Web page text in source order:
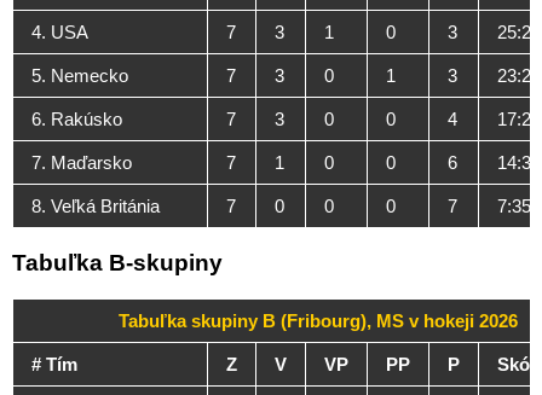
4. USA 7 3 1 0 3 25:21
5. Nemecko 7 3 0 1 3 23:22
6. Rakúsko 7 3 0 0 4 17:29
7. Maďarsko 7 1 0 0 6 14:38
8. Veľká Británia 7 0 0 0 7 7:35
Tabuľka B-skupiny
Tabuľka skupiny B (Fribourg), MS v hokeji 2026
# Tím Z V VP PP P